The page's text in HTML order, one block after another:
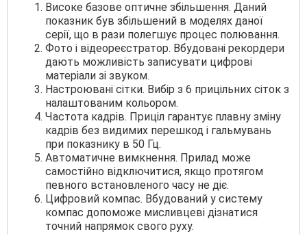
Високе базове оптичне збільшення. Даний
показник був збільшений в моделях даної
серії, що в рази полегшує процес полювання.
Фото і відеореєстратор. Вбудовані рекордери
дають можливість записувати цифрові
матеріали зі звуком.
Настроювані сітки. Вибір з 6 прицільних сіток з
налаштованим кольором.
Частота кадрів. Приціл гарантує плавну зміну
кадрів без видимих перешкод і гальмувань
при показнику в 50 Гц.
Автоматичне вимкнення. Прилад може
самостійно відключитися, якщо протягом
певного встановленого часу не діє.
Цифровий компас. Вбудований у систему
компас допоможе мисливцеві дізнатися
точний напрямок свого руху.